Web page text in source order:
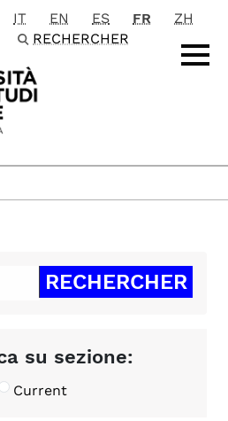
principale
IT EN ES FR
ZH
RECHERCHER
su sezione:
Current